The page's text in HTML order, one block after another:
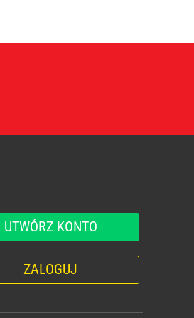
UTWÓRZ KONTO
ZALOGUJ